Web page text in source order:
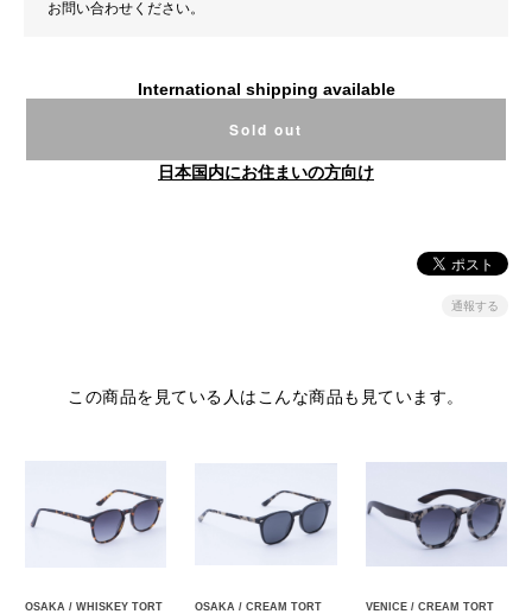
お問い合わせください。
International shipping available
Sold out
日本国内にお住まいの方向け
通報する
この商品を見ている人はこんな商品も見ています。
OSAKA / WHISKEY TORT OSAKA / CREAM TORT VENICE / CREAM TORT